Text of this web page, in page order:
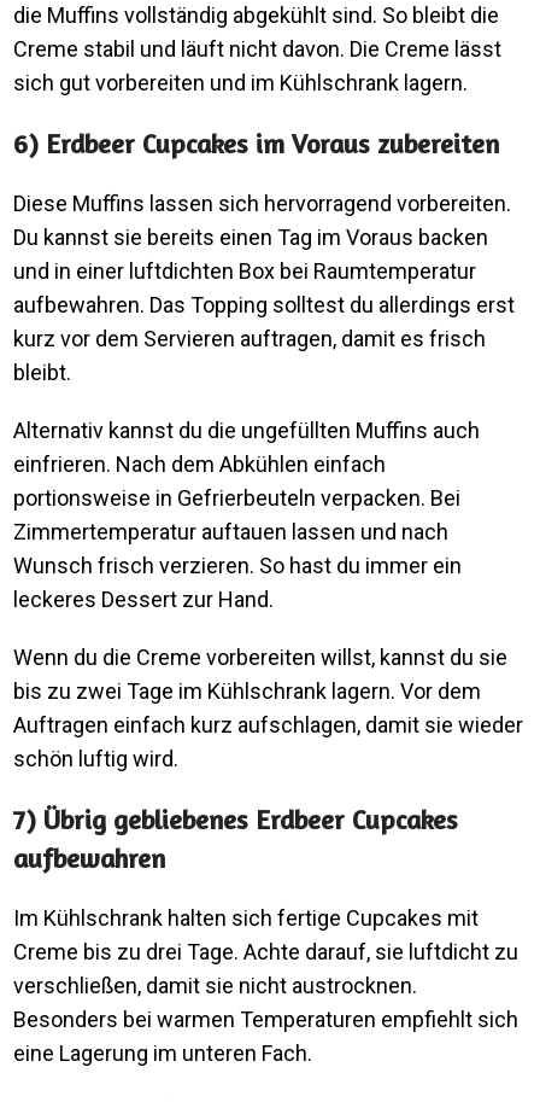
die Muffins vollständig abgekühlt sind. So bleibt die
Creme stabil und läuft nicht davon. Die Creme lässt
sich gut vorbereiten und im Kühlschrank lagern.
6) Erdbeer Cupcakes im Voraus zubereiten
Diese Muffins lassen sich hervorragend vorbereiten.
Du kannst sie bereits einen Tag im Voraus backen
und in einer luftdichten Box bei Raumtemperatur
aufbewahren. Das Topping solltest du allerdings erst
kurz vor dem Servieren auftragen, damit es frisch
bleibt.
Alternativ kannst du die ungefüllten Muffins auch
einfrieren. Nach dem Abkühlen einfach
portionsweise in Gefrierbeuteln verpacken. Bei
Zimmertemperatur auftauen lassen und nach
Wunsch frisch verzieren. So hast du immer ein
leckeres Dessert zur Hand.
Wenn du die Creme vorbereiten willst, kannst du sie
bis zu zwei Tage im Kühlschrank lagern. Vor dem
Auftragen einfach kurz aufschlagen, damit sie wieder
schön luftig wird.
7) Übrig gebliebenes Erdbeer Cupcakes
aufbewahren
Im Kühlschrank halten sich fertige Cupcakes mit
Creme bis zu drei Tage. Achte darauf, sie luftdicht zu
verschließen, damit sie nicht austrocknen.
Besonders bei warmen Temperaturen empfiehlt sich
eine Lagerung im unteren Fach.